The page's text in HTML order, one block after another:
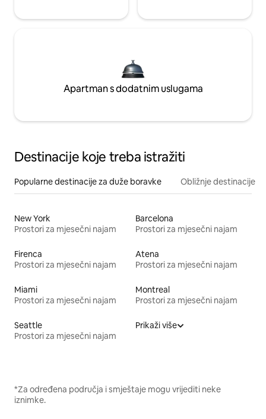
Apartman s dodatnim uslugama
Destinacije koje treba istražiti
Popularne destinacije za duže boravke Obližnje destinacije
New York
Prostori za mjesečni najam
Barcelona
Prostori za mjesečni najam
Firenca
Prostori za mjesečni najam
Atena
Prostori za mjesečni najam
Miami
Prostori za mjesečni najam
Montreal
Prostori za mjesečni najam
Seattle
Prostori za mjesečni najam
Prikaži više
*Za određena područja i smještaje mogu vrijediti neke
iznimke.